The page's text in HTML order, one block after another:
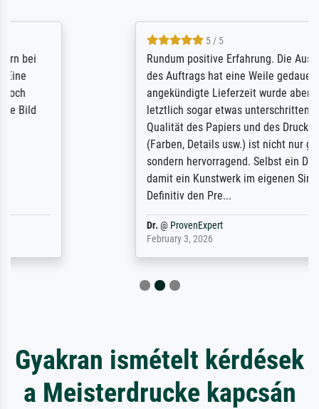
Rundum positive Erfahrung. Die Ausführung
des Auftrags hat eine Weile gedauert, die
angekündigte Lieferzeit wurde aber
letztlich sogar etwas unterschritten. Die
Qualität des Papiers und des Drucks
(Farben, Details usw.) ist nicht nur gut,
sondern hervorragend. Selbst ein Druck ist
damit ein Kunstwerk im eigenen Sinne.
Gyakran ismételt kérdések
a Meisterdrucke kapcsán